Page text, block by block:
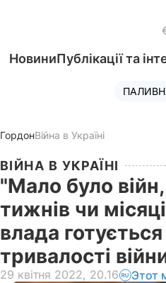
НовиниПублікації та
ГордонВійна в Україні
ВІЙНА В УКРАЇНІ
"Мало було війн,
тижнів чи
влада
тривалості
29 квітня 2022, 20.16 Этот